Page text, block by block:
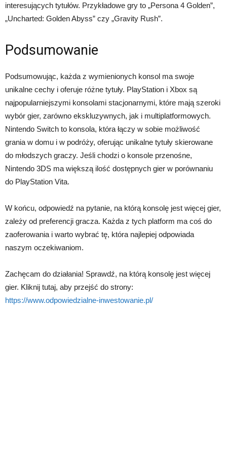
interesujących tytułów. Przykładowe gry to „Persona 4 Golden”,
„Uncharted: Golden Abyss” czy „Gravity Rush”.
Podsumowanie
Podsumowując, każda z wymienionych konsol ma swoje
unikalne cechy i oferuje różne tytuły. PlayStation i Xbox są
najpopularniejszymi konsolami stacjonarnymi, które mają szeroki
wybór gier, zarówno ekskluzywnych, jak i multiplatformowych.
Nintendo Switch to konsola, która łączy w sobie możliwość
grania w domu i w podróży, oferując unikalne tytuły skierowane
do młodszych graczy. Jeśli chodzi o konsole przenośne,
Nintendo 3DS ma większą ilość dostępnych gier w porównaniu
do PlayStation Vita.
W końcu, odpowiedź na pytanie, na którą konsolę jest więcej gier,
zależy od preferencji gracza. Każda z tych platform ma coś do
zaoferowania i warto wybrać tę, która najlepiej odpowiada
naszym oczekiwaniom.
Zachęcam do działania! Sprawdź, na którą konsolę jest więcej
gier. Kliknij tutaj, aby przejść do strony:
https://www.odpowiedzialne-inwestowanie.pl/